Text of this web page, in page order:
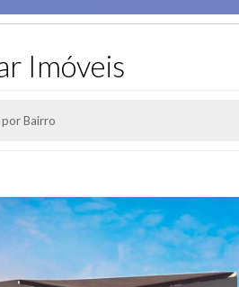
Imóveis